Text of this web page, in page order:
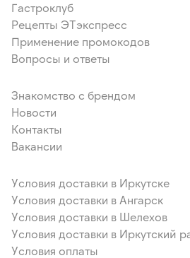
Гастроклуб
Рецепты ЭТэкспресс
Применение промокодов
Вопросы и ответы
Знакомство с брендом
Новости
Контакты
Вакансии
Условия доставки в Иркутске
Условия доставки в Ангарск
Условия доставки в Шелехов
Условия доставки в Иркутский
Условия оплаты